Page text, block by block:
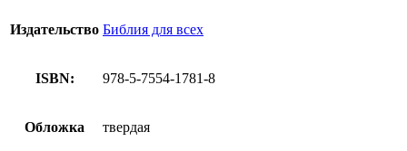
Издательство Библия для всех
ISBN: 978-5-7554-1781-8
Обложка твердая